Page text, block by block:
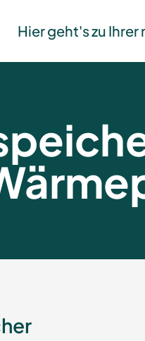
Hier geht's zu Ihrer